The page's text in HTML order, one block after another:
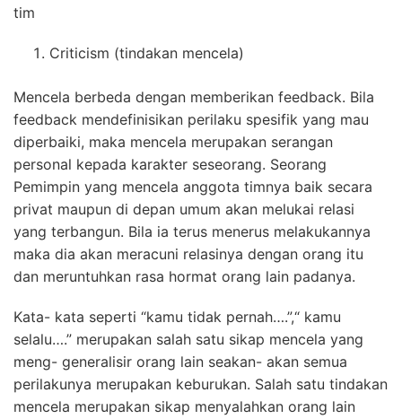
tim
Criticism (tindakan mencela)
Mencela berbeda dengan memberikan feedback. Bila
feedback mendefinisikan perilaku spesifik yang mau
diperbaiki, maka mencela merupakan serangan
personal kepada karakter seseorang. Seorang
Pemimpin yang mencela anggota timnya baik secara
privat maupun di depan umum akan melukai relasi
yang terbangun. Bila ia terus menerus melakukannya
maka dia akan meracuni relasinya dengan orang itu
dan meruntuhkan rasa hormat orang lain padanya.
Kata- kata seperti “kamu tidak pernah….”,“ kamu
selalu….” merupakan salah satu sikap mencela yang
meng- generalisir orang lain seakan- akan semua
perilakunya merupakan keburukan. Salah satu tindakan
mencela merupakan sikap menyalahkan orang lain